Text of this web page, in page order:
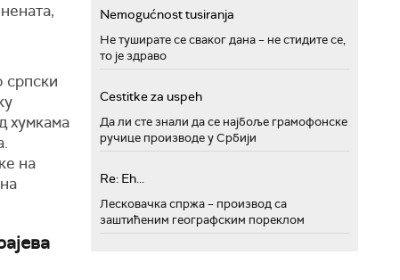
српски
хумкама
на
Nemogućnost tusiranja
Не туширате се сваког дана – не стидите се,
то је здраво
Cestitke za uspeh
Да ли сте знали да се најбоље грамофонске
ручице производе у Србији
Re: Eh...
Лесковачка спржа – производ са
заштићеним географским пореклом